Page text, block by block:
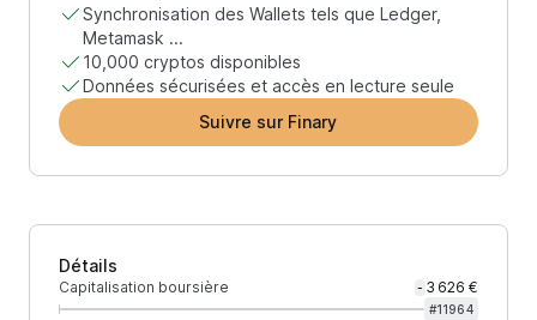
Synchronisation des Wallets tels que Ledger,
Metamask ...
10,000 cryptos disponibles
Données sécurisées et accès en lecture seule
Suivre sur Finary
Détails
Capitalisation boursière - 3 626 €
#11964